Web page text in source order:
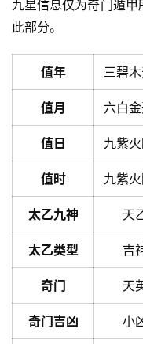
九星信息仅为奇门遁
此部分。
值年 三碧
值月 六白
值日 九紫
值时 九紫
太乙九神 天
太乙类型 吉
奇门 天
奇门吉凶 小